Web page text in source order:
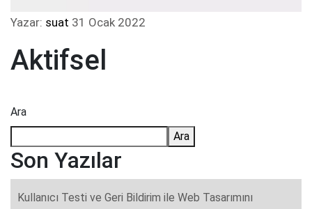
Yazar: suat 31 Ocak 2022
Aktifsel
Ara
Ara
Son Yazılar
Kullanıcı Testi ve Geri Bildirim ile Web Tasarımını